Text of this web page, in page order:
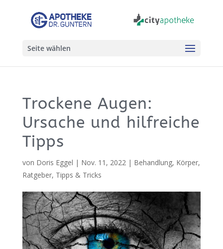
Seite wählen
Trockene Augen:
Ursache und hilfreiche
Tipps
von Doris Eggel | Nov. 11, 2022| Behandlung, Körper,
Ratgeber, Tipps & Tricks